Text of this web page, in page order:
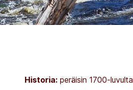
Historia: peräisin 1700-luvulta